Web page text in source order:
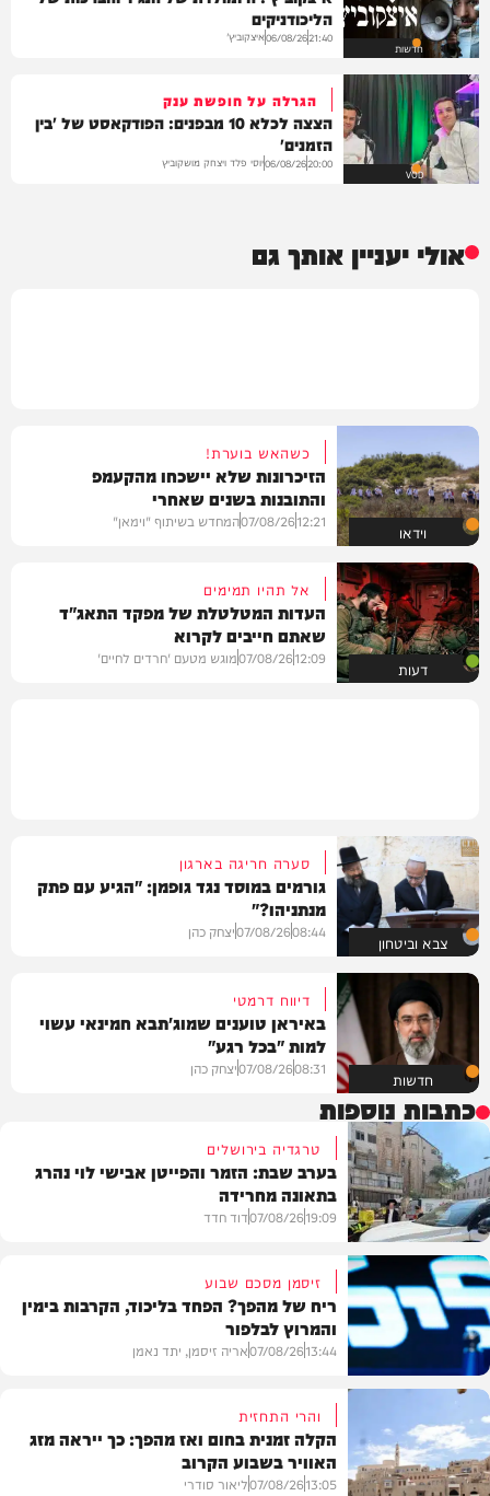
חדשות
הליכודניקים
21:40
06/08/26איצקוביץ'
VOD
הגרלה על חופשת ענק
הצצה לכלא 10 מבפנים: הפודקאסט של 'בין
הזמנים'
20:00
06/08/26יוסי פלד ויצחק מושקוביץ
אולי יעניין אותך גם
וידאו
כשהאש בוערת!
הזיכרונות שלא יישכחו מהקעמפ
והתובנות בשנים שאחרי
12:21
07/08/26המחדש בשיתוף "וימאן"
דעות
אל תהיו תמימים
העדות המטלטלת של מפקד התאג"ד
שאתם חייבים לקרוא
12:09
07/08/26מוגש מטעם 'חרדים לחיים'
צבא וביטחון
סערה חריגה בארגון
גורמים במוסד נגד גופמן: "הגיע עם פתק
מנתניהו?"
08:44
07/08/26יצחק כהן
חדשות
דיווח דרמטי
באיראן טוענים שמוג'תבא חמינאי עשוי
למות "בכל רגע"
08:31
07/08/26יצחק כהן
כתבות נוספות
בארץ
טרגדיה בירושלים
בערב שבת: הזמר והפייטן אבישי לוי נהרג
בתאונה מחרידה
19:09
07/08/26דוד חדד
פוליטי
זיסמן מסכם שבוע
ריח של מהפך? הפחד בליכוד, הקרבות בימין
והמרוץ לבלפור
13:44
07/08/26אריה זיסמן, יתד נאמן
והרי התחזית
הקלה זמנית בחום ואז מהפך: כך ייראה מזג
האוויר בשבוע הקרוב
13:05
07/08/26ליאור סודרי